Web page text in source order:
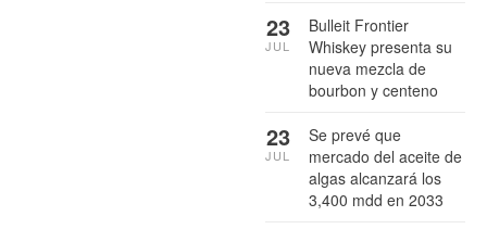
Bulleit Frontier
Whiskey presenta su
nueva mezcla de
bourbon y centeno
23
JUL
Se prevé que
mercado del aceite de
algas alcanzará los
3,400 mdd en 2033
23
JUL